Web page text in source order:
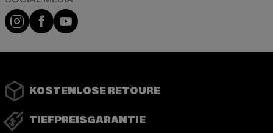
Instagram
FacebookYouTube
KOSTENLOSE RETOURE
TIEFPREISGARANTIE